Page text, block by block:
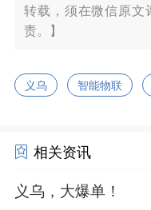
转载，须在微信原文
责。】
义乌 智能物联
相关资讯
义乌，大爆单！